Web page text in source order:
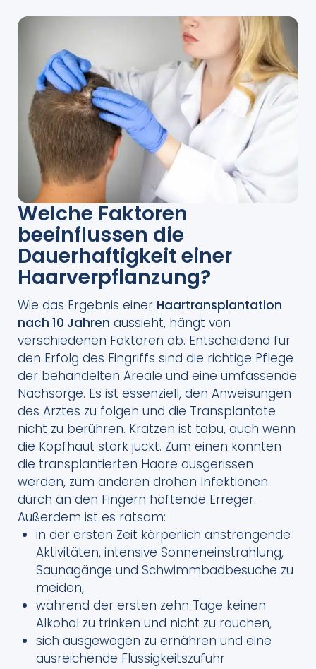
Welche Faktoren
beeinflussen die
Dauerhaftigkeit einer
Haarverpflanzung?
Wie das Ergebnis einer Haartransplantation
nach 10 Jahren aussieht, hängt von
verschiedenen Faktoren ab. Entscheidend für
den Erfolg des Eingriffs sind die richtige Pflege
der behandelten Areale und eine umfassende
Nachsorge. Es ist essenziell, den Anweisungen
des Arztes zu folgen und die Transplantate
nicht zu berühren. Kratzen ist tabu, auch wenn
die Kopfhaut stark juckt. Zum einen könnten
die transplantierten Haare ausgerissen
werden, zum anderen drohen Infektionen
durch an den Fingern haftende Erreger.
Außerdem ist es ratsam:
in der ersten Zeit körperlich anstrengende
Aktivitäten, intensive Sonneneinstrahlung,
Saunagänge und Schwimmbadbesuche zu
meiden,
während der ersten zehn Tage keinen
Alkohol zu trinken und nicht zu rauchen,
sich ausgewogen zu ernähren und eine
ausreichende Flüssigkeitszufuhr